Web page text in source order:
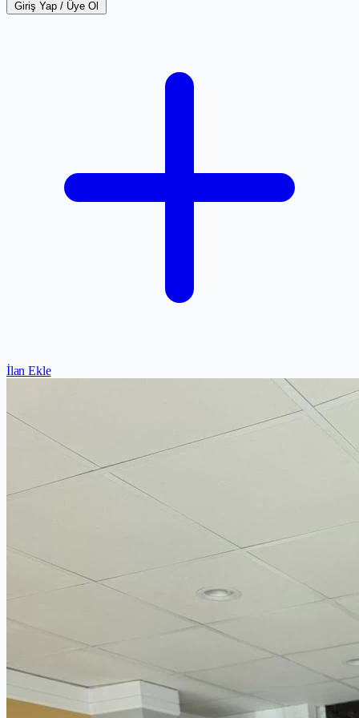
Giriş Yap / Üye Ol
İlan Ekle